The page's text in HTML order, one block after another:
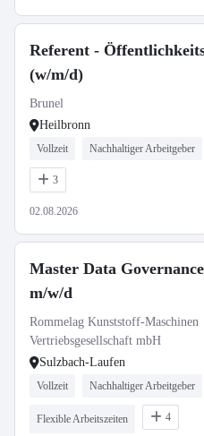
Referent -
(w/m/d)
Brunel
Heilbronn
Vollzeit Nachhaltiger Arbeitgeber
3
02.08.2026
Master Data
m/w/d
Rommelag Kunststoff-Maschinen
Vertriebsgesellschaft mbH
Sulzbach-Laufen
Vollzeit Nachhaltiger Arbeitgeber
Flexible Arbeitszeiten 4